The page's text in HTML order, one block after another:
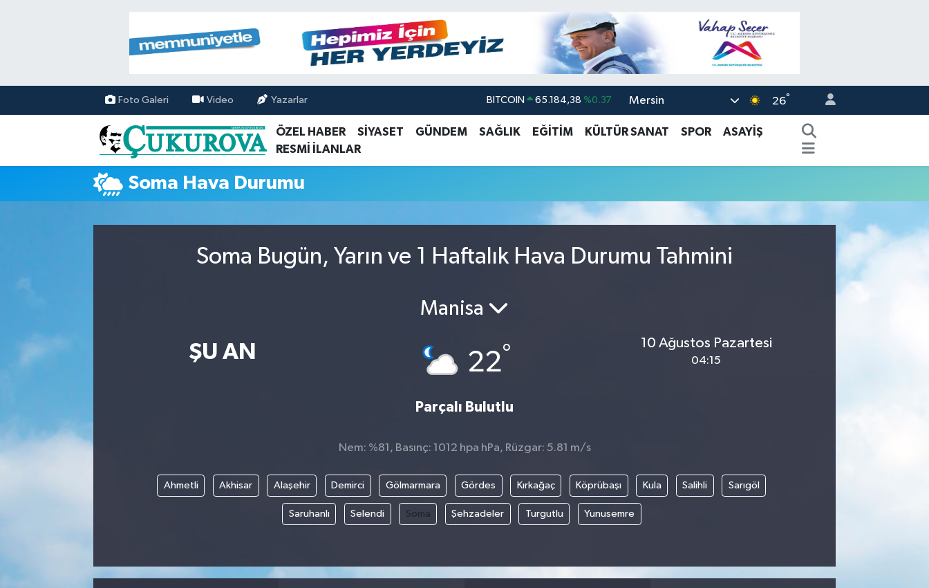
Foto Galeri Video Yazarlar BITCOIN 65.184,38 %0.37
DOLAR 47,7239 %0.01
GRAM ALTIN 6664.02 %0.05
BİST100 13.779 %-14
Mersin 26°
ÖZEL HABER SİYASET GÜNDEM SAĞLIK EĞİTİM KÜLTÜR SANAT SPOR
ASAYİŞ
RESMİ İLANLAR
Soma Hava Durumu
Soma Bugün, Yarın ve 1 Haftalık Hava Durumu Tahmini
ŞU AN
Manisa
22°
Parçalı Bulutlu
10 Ağustos Pazartesi
04:15
Nem: %81, Basınç: 1012 hpa hPa, Rüzgar: 5.81 m/s
Ahmetli Akhisar Alaşehir Demirci Gölmarmara Gördes Kırkağaç Köprübaşı Kula Salihli Sarıgöl
Saruhanlı Selendi Soma Şehzadeler Turgutlu Yunusemre
Mersin Nöbetçi Eczaneler
Mersin Hava Durumu
Mersin Namaz Vakitleri
Mersin Trafik Yoğunluk Haritası
Süper Lig Puan Durumu ve Fikstür
Tüm Manşetler